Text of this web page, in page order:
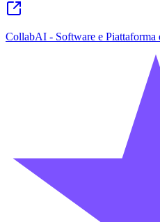
CollabAI - Software e